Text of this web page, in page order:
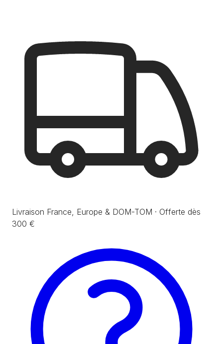
Livraison France, Europe & DOM-TOM · Offerte dès
300 €